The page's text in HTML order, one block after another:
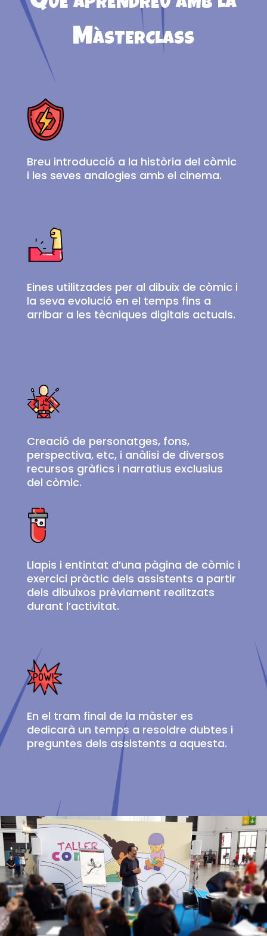
Màsterclass
Breu introducció a la història del còmic
i les seves analogies amb el cinema.
Eines utilitzades per al dibuix de còmic i
la seva evolució en el temps fins a
arribar a les tècniques digitals actuals.
Creació de personatges, fons,
perspectiva, etc, i anàlisi de diversos
recursos gràfics i narratius exclusius
del còmic.
Llapis i entintat d’una pàgina de còmic i
exercici pràctic dels assistents a partir
dels dibuixos prèviament realitzats
durant l’activitat.
En el tram final de la màster es
dedicarà un temps a resoldre dubtes i
preguntes dels assistents a aquesta.